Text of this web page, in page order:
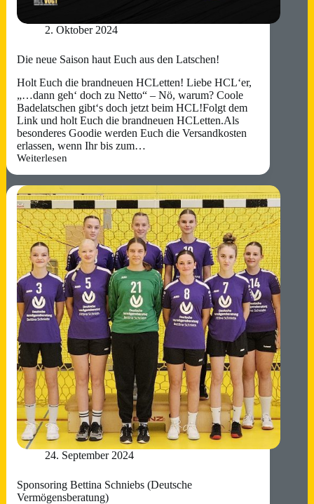
2. Oktober 2024
Die neue Saison haut Euch aus den Latschen!
Holt Euch die brandneuen HCLetten! Liebe HCL‘er,
„…dann geh‘ doch zu Netto“ – Nö, warum? Coole
Badelatschen gibt‘s doch jetzt beim HCL!Folgt dem
Link und holt Euch die brandneuen HCLetten.Als
besonderes Goodie werden Euch die Versandkosten
erlassen, wenn Ihr bis zum…
Weiterlesen
Die
neue
Saison
haut
Euch
aus
den
Latschen!
24. September 2024
Sponsoring Bettina Schniebs (Deutsche
Vermögensberatung)